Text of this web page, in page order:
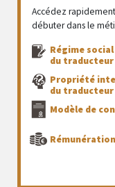
Accédez
débuter dans le
Régime
du traducteur
Propriété
du traducteur
Modèle de
Rémunération